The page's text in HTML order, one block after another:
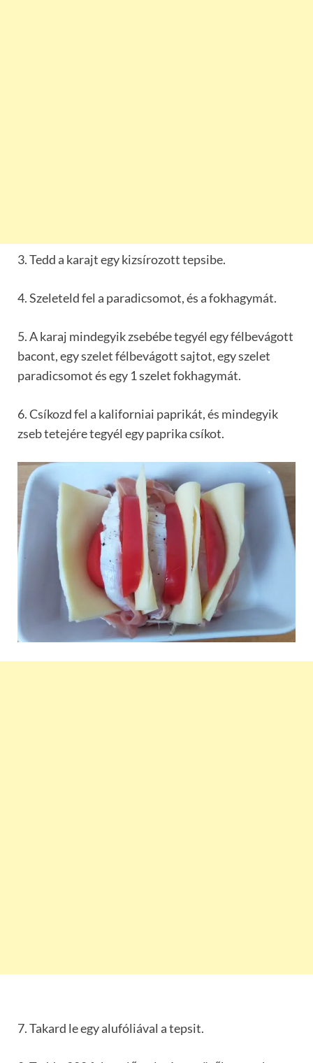
3. Tedd a karajt egy kizsírozott tepsibe.
4. Szeleteld fel a paradicsomot, és a fokhagymát.
5. A karaj mindegyik zsebébe tegyél egy félbevágott
bacont, egy szelet félbevágott sajtot, egy szelet
paradicsomot és egy 1 szelet fokhagymát.
6. Csíkozd fel a kaliforniai paprikát, és mindegyik
zseb tetejére tegyél egy paprika csíkot.
7. Takard le egy alufóliával a tepsit.